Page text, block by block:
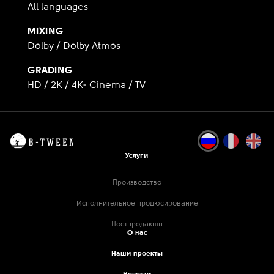
All languages
MIXING
Dolby / Dolby Atmos
GRADING
HD / 2K / 4K- Cinema / TV
Услуги
Производство
Исполнительное продюсирование
Постпродакшн
О нас
Наши проекты